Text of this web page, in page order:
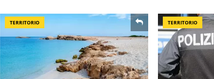
TERRITORIO TERRITORIO